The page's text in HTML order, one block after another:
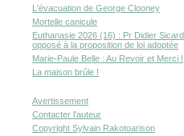
L'évacuation de George Clooney
Mortelle canicule
Euthanasie 2026 (16) : Pr Didier
opposé à la proposition de loi adoptée
Marie-Paule Belle : Au Revoir et Merci !
La maison brûle !
Avertissement
Contacter l'auteur
Copyright Sylvain Rakotoarison